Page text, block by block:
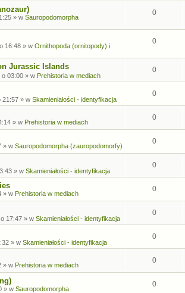
» w Sauropodomorpha
0
16:48 » w Ornithopoda (ornitopody) i
0
Jurassic Islands
o 03:00 » w Prehistoria w mediach
0
21:57 » w Skamieniałości - identyfikacja
0
» w Prehistoria w mediach
0
» w Sauropodomorpha (zauropodomorfy)
0
» w Skamieniałości - identyfikacja
0
» w Prehistoria w mediach
0
17:47 » w Skamieniałości - identyfikacja
0
» w Skamieniałości - identyfikacja
0
» w Prehistoria w mediach
0
» w Sauropodomorpha
0